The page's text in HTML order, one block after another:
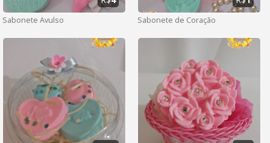
Sabonete Avulso Sabonete de Coração